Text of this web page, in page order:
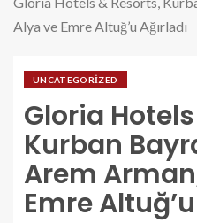
Alya ve Emre Altuğ’u Ağırladı
UNCATEGORIZED
Gloria
Kurban
Arem
Emre